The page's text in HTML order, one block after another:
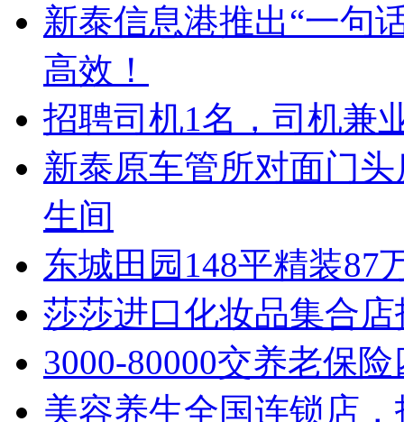
新泰信息港推出“一句
高效！
招聘司机1名，司机兼
新泰原车管所对面门
生间
东城田园148平精装87
莎莎进口化妆品集合
3000-80000交养老保
美容养生全国连锁店